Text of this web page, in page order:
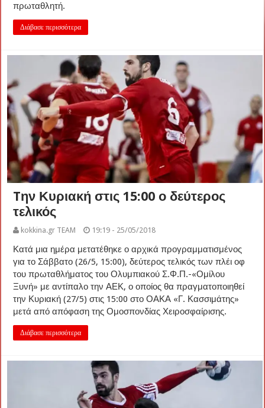
πρωταθλητή.
Διάβασε περισσότερα
Tην Κυριακή στις 15:00 ο δεύτερος
τελικός
kokkina.gr TEAM 19:19 - 25/05/2018
Κατά μια ημέρα μετατέθηκε ο αρχικά προγραμματισμένος
για το Σάββατο (26/5, 15:00), δεύτερος τελικός των πλέι οφ
του πρωταθλήματος του Ολυμπιακού Σ.Φ.Π.-«Ομίλου
Ξυνή» με αντίπαλο την ΑΕΚ, ο οποίος θα πραγματοποιηθεί
την Κυριακή (27/5) στις 15:00 στο ΟΑΚΑ «Γ. Κασσιμάτης»
μετά από απόφαση της Ομοσπονδίας Χειροσφαίρισης.
Διάβασε περισσότερα